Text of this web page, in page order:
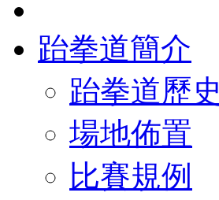
跆拳道簡介
跆拳道歷史
場地佈置
比賽規例